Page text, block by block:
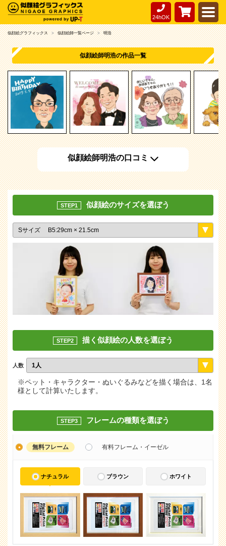
24hOK
似顔絵グラフィックス 似顔絵師一覧ページ 明浩
似顔絵師明浩の作品一覧
似顔絵師明浩の口コミ
STEP1 似顔絵のサイズを選ぼう
STEP2 描く似顔絵の人数を選ぼう
人数
※ペット・キャラクター・ぬいぐるみなどを描く場合は、1名
様として計算いたします。
STEP3 フレームの種類を選ぼう
無料フレーム 有料フレーム・イーゼル
ナチュラル ブラウン ホワイト